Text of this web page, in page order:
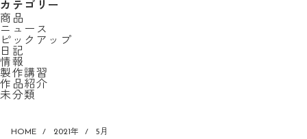
カテゴリー
商品
ニュース
ピックアップ
日記
情報
製作講習
作品紹介
未分類
HOME 2021年 5月